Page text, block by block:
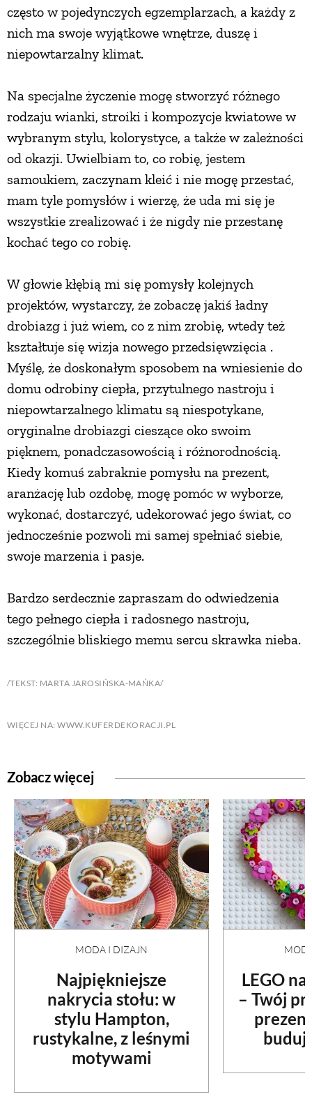
często w pojedynczych egzemplarzach, a każdy z
nich ma swoje wyjątkowe wnętrze, duszę i
niepowtarzalny klimat.
Na specjalne życzenie mogę stworzyć różnego
rodzaju wianki, stroiki i kompozycje kwiatowe w
wybranym stylu, kolorystyce, a także w zależności
od okazji. Uwielbiam to, co robię, jestem
samoukiem, zaczynam kleić i nie mogę przestać,
mam tyle pomysłów i wierzę, że uda mi się je
wszystkie zrealizować i że nigdy nie przestanę
kochać tego co robię.
W głowie kłębią mi się pomysły kolejnych
projektów, wystarczy, że zobaczę jakiś ładny
drobiazg i już wiem, co z nim zrobię, wtedy też
kształtuje się wizja nowego przedsięwzięcia .
Myślę, że doskonałym sposobem na wniesienie do
domu odrobiny ciepła, przytulnego nastroju i
niepowtarzalnego klimatu są niespotykane,
oryginalne drobiazgi cieszące oko swoim
pięknem, ponadczasowością i różnorodnością.
Kiedy komuś zabraknie pomysłu na prezent,
aranżację lub ozdobę, mogę pomóc w wyborze,
wykonać, dostarczyć, udekorować jego świat, co
jednocześnie pozwoli mi samej spełniać siebie,
swoje marzenia i pasje.
Bardzo serdecznie zapraszam do odwiedzenia
tego pełnego ciepła i radosnego nastroju,
szczególnie bliskiego memu sercu skrawka nieba.
/TEKST: MARTA JAROSIŃSKA-MAŃKA/
WIĘCEJ NA: WWW.KUFERDEKORACJI.PL
Zobacz więcej
MODA I DIZAJN
Najpiękniejsze
nakrycia stołu: w
stylu Hampton,
rustykalne, z leśnymi
motywami
LEGO
– Twój
ZUPY
DANIA GŁÓWNE
CIASTA I DESERY
DODATKI
PRZETWORY
INNE